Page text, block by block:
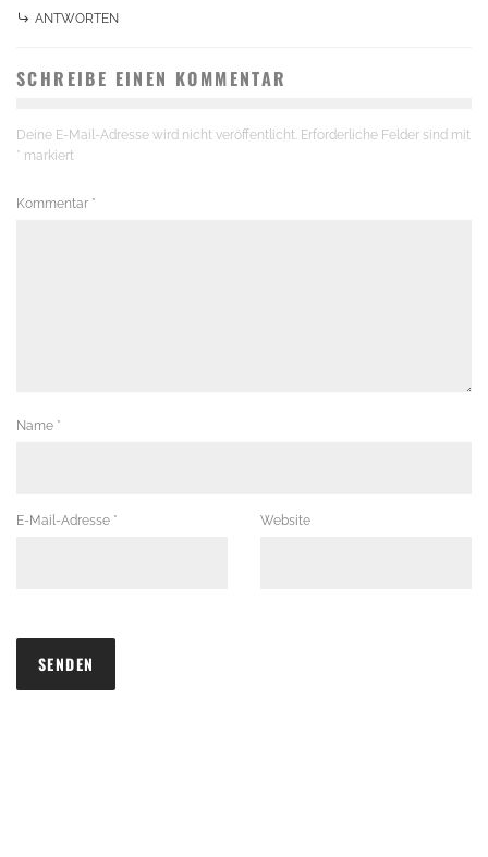
ANTWORTEN
SCHREIBE EINEN KOMMENTAR
Deine E-Mail-Adresse wird nicht veröffentlicht. Erforderliche Felder sind mit
* markiert
Kommentar *
Name *
E-Mail-Adresse * Website